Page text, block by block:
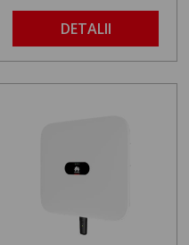
DETALII